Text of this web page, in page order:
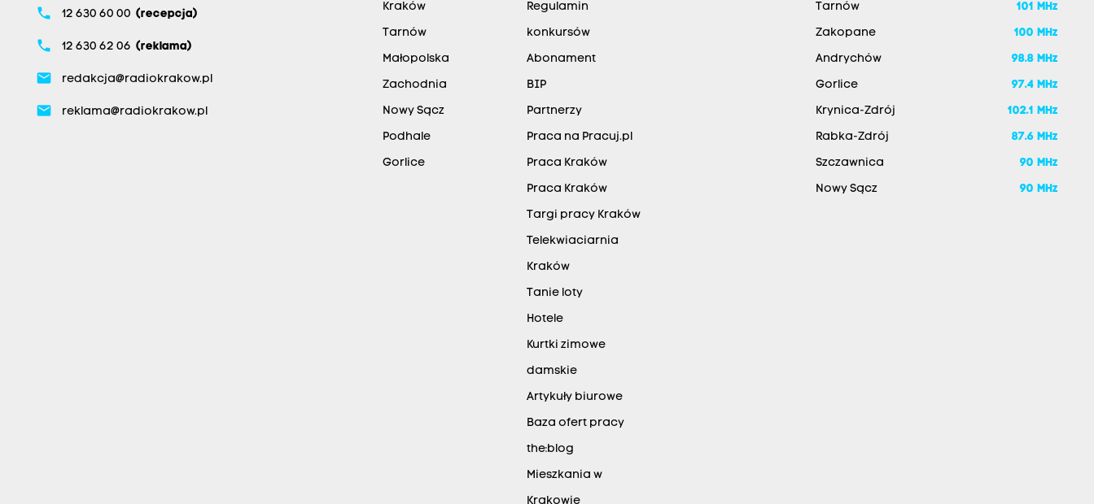
phone 12 630 60 00 (recepcja)
phone 12 630 62 06 (reklama)
email redakcja@radiokrakow.pl
email reklama@radiokrakow.pl
Kraków
Tarnów
Małopolska
Zachodnia
Nowy Sącz
Podhale
Gorlice
Regulamin
konkursów
Abonament
BIP
Partnerzy
Praca na Pracuj.pl
Praca Kraków
Praca Kraków
Targi pracy Kraków
Telekwiaciarnia
Kraków
Tanie loty
Hotele
Kurtki zimowe
damskie
Artykuły biurowe
Baza ofert pracy
the:blog
Mieszkania w
Krakowie
Tarnów 101 MHz
Zakopane 100 MHz
Andrychów 98.8 MHz
Gorlice 97.4 MHz
Krynica-Zdrój 102.1 MHz
Rabka-Zdrój 87.6 MHz
Szczawnica 90 MHz
Nowy Sącz 90 MHz